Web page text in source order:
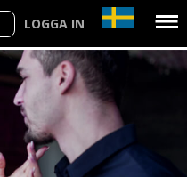
LOGGA IN